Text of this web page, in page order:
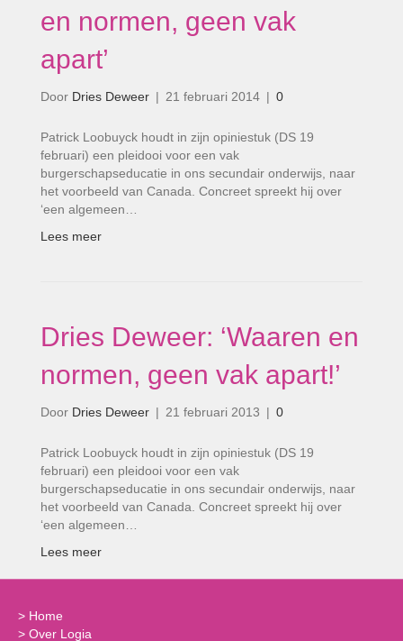
en normen, geen vak
apart’
Door Dries Deweer | 21 februari 2014 | 0
Patrick Loobuyck houdt in zijn opiniestuk (DS 19
februari) een pleidooi voor een vak
burgerschapseducatie in ons secundair onderwijs, naar
het voorbeeld van Canada. Concreet spreekt hij over
‘een algemeen…
Lees meer
Dries Deweer: ‘Waaren en
normen, geen vak apart!’
Door Dries Deweer | 21 februari 2013 | 0
Patrick Loobuyck houdt in zijn opiniestuk (DS 19
februari) een pleidooi voor een vak
burgerschapseducatie in ons secundair onderwijs, naar
het voorbeeld van Canada. Concreet spreekt hij over
‘een algemeen…
Lees meer
> Home
> Over Logia